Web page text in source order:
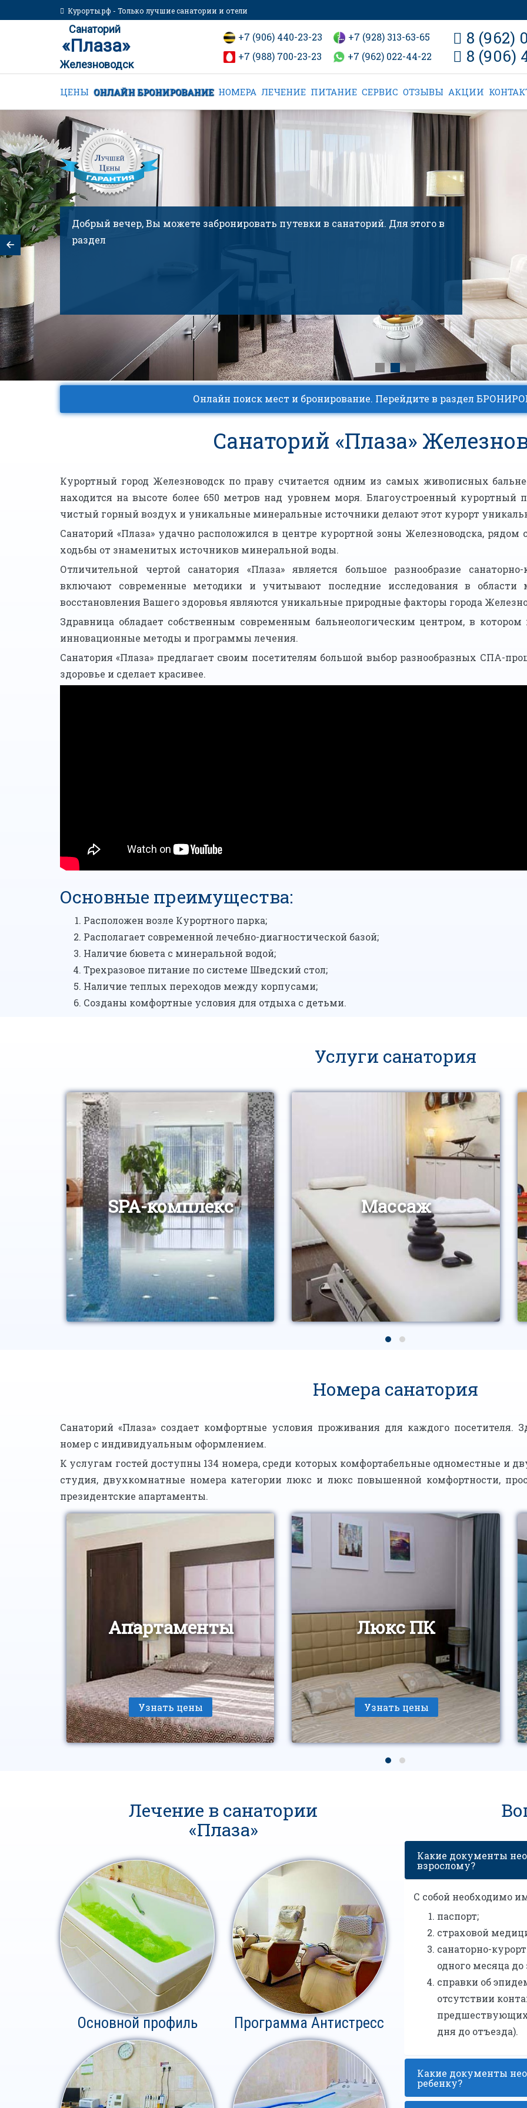
Курорты.рф - Только лучшие санатории и отели
Санаторий
«Плаза»
Железноводск
+7 (906) 440-23-23
+7 (928) 313-63-65
+7 (988) 700-23-23
+7 (962) 022-44-22
8 (962)
8 (906)
ЦЕНЫ ОНЛАЙН БРОНИРОВАНИЕ НОМЕРА ЛЕЧЕНИЕ ПИТАНИЕ СЕРВИС ОТЗЫВЫ АКЦИИ
Добрый вечер, Вы можете забронировать путевки в санаторий. Для этого в
разделе "ОНЛАЙН БРОНИРОВАНИ
Онлайн поиск мест и бронирование. Перейдите в раздел
Санаторий «Плаза»
Курортный город Железноводск по праву считается одним из самых живописных
находится на высоте более 650 метров над уровнем моря. Благоустроенный курортный
чистый горный воздух и уникальные минеральные источники делают этот курорт
Санаторий «Плаза» удачно расположился в центре курортной зоны Железноводска,
ходьбы от знаменитых источников минеральной воды.
Отличительной чертой санатория «Плаза» является большое разнообразие
включают современные методики и учитывают последние исследования в
восстановления Вашего здоровья являются уникальные природные факторы города
Здравница обладает собственным современным бальнеологическим центром, в
инновационные методы и программы лечения.
Санатория «Плаза» предлагает своим посетителям большой выбор разнообразных СПА-
здоровье и сделает красивее.
Основные преимущества:
Расположен возле Курортного парка;
Располагает современной лечебно-диагностической базой;
Наличие бювета с минеральной водой;
Трехразовое питание по системе Шведский стол;
Наличие теплых переходов между корпусами;
Созданы комфортные условия для отдыха с детьми.
Услуги санатория
SPA-комплекс Массаж
Номера санатория
Санаторий «Плаза» создает комфортные условия проживания для каждого посетителя.
номер с индивидуальным оформлением.
К услугам гостей доступны 134 номера, среди которых комфортабельные одноместные и
студия, двухкомнатные номера категории люкс и люкс повышенной комфортности,
президентские апартаменты.
Апартаменты
Узнать цены
Люкс ПК
Узнать цены
Лечение в санатории
«Плаза»
Основной профиль Программа Антистресс
Какие документы
взрослому?
С собой необходимо
паспорт;
страховой
санаторно-
одного месяца
справки об
отсутствии
дня до отъезда).
Какие документы
ребенку?